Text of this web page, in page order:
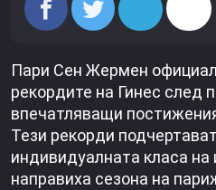
Пари Сен Жермен
рекордите на Гинес след
впечатляващи
Тези рекорди
индивидуалната класа на
направиха сезона на